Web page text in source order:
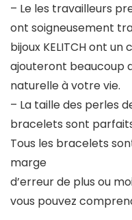
– Le les travailleurs
ont soigneusement
bijoux KELITCH ont
ajouteront beaucoup
naturelle à votre vie.
– La taille des perles
bracelets sont
Tous les bracelets
marge
d’erreur de plus ou
vous pouvez